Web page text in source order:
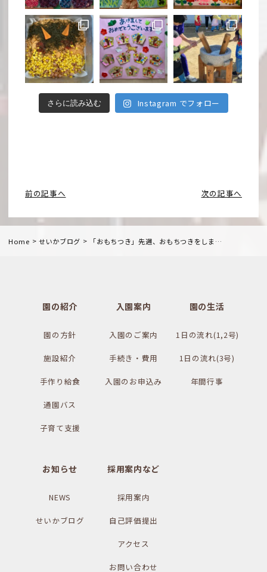
さらに読み込む Instagram でフォロー
前の記事へ 次の記事へ
Home > せいかブログ > 「おもちつき」先週、おもちつきをしました。エプロン、三角巾をつけて準備万端です。ぺったんこ〜ぺったんこ〜と応援の声も楽しそうでしたよ。季節の行事を大切にしています。#精華幼稚園 #幼稚園#認定こども園#保育#若松区 — from Instagram
園の紹介
園の方針
施設紹介
手作り給食
通園バス
子育て支援
入園案内
入園のご案内
手続き・費用
入園のお申込み
園の生活
1日の流れ(1,2号)
1日の流れ(3号)
年間行事
お知らせ
NEWS
せいかブログ
採用案内など
採用案内
自己評価提出
アクセス
お問い合わせ